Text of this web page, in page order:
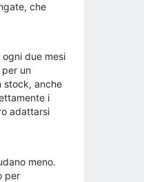
che
due mesi
un
stock, anche
i
adattarsi
meno.
per